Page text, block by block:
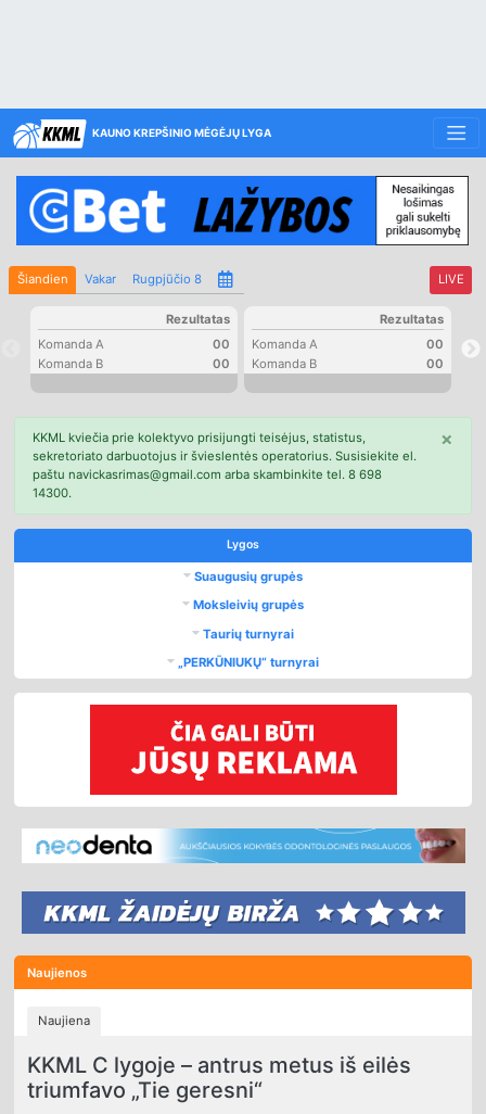
KAUNO KREPŠINIO MĖGĖJŲ LYGA
Šiandien Vakar Rugpjūčio 8 LIVE
Rezultatas
00
Komanda A
00
Komanda B
Rezultatas
00
Komanda A
00
Komanda B
KKML kviečia prie kolektyvo prisijungti teisėjus, statistus,
sekretoriato darbuotojus ir švieslentės operatorius. Susisiekite el.
paštu navickasrimas@gmail.com arba skambinkite tel. 8 698
14300.
×
Lygos
Suaugusių grupės
Moksleivių grupės
Taurių turnyrai
„PERKŪNIUKŲ“ turnyrai
Naujienos
Naujiena
KKML C lygoje – antrus metus iš eilės
triumfavo „Tie geresni“